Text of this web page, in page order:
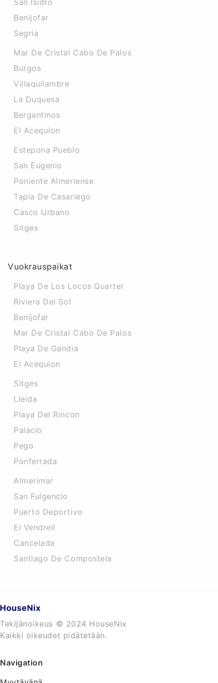
San Isidro
Benijofar
Segria
Mar De Cristal Cabo De Palos
Burgos
Villaquilambre
La Duquesa
Bergantinos
El Acequion
Estepona Pueblo
San Eugenio
Poniente Almeriense
Tapia De Casariego
Casco Urbano
Sitges
Vuokrauspaikat
Playa De Los Locos Quarter
Riviera Del Sol
Benijofar
Mar De Cristal Cabo De Palos
Playa De Gandia
El Acequion
Sitges
Lleida
Playa Del Rincon
Palacio
Pego
Ponferrada
Almerimar
San Fulgencio
Puerto Deportivo
El Vendrell
Cancelada
Santiago De Compostela
Tekijänoikeus © 2024 HouseNix
Kaikki oikeudet pidätetään.
Navigation